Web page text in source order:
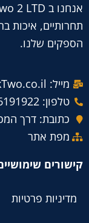
תחרותיים, איכות
הספקים שלנו.
מייל: info@kTwo.co.il
טלפון: 08-6191922
כתובת: דרך המכבים 58 ראשון
מפת אתר
קישורים
מדיניות פרטיות